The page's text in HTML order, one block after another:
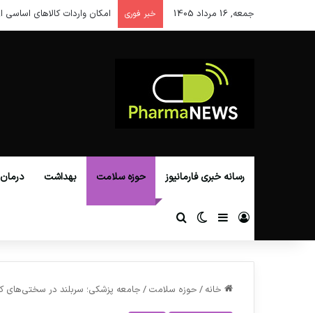
جمعه, 16 مرداد 1405 خبر فوری امکان واردات کالاهای اساسی
رسانه خبری فارمانیوز حوزه سلامت بهداشت درمان
ورود سایدبارتغییر پوسته
خانه / حوزه سلامت / جامعه پزشکی؛ سربلند در سختی‌های